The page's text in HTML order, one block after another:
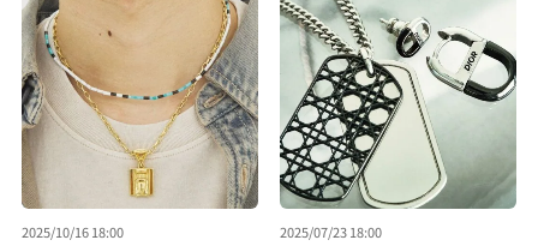
2025/10/16 18:00 2025/07/23 18:00